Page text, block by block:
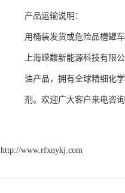
产品运输说明：
用桶装发货或危险品槽罐
上海嵘馥新能源科技有限
油产品，拥有全球精细化
剂。欢迎广大客户来电咨询
http://www.rfxnykj.com